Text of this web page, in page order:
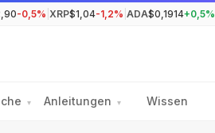
-0,5% XRP$1,04-1,2% ADA$0,1914+0,5%
▾ Anleitungen ▾ Wissen